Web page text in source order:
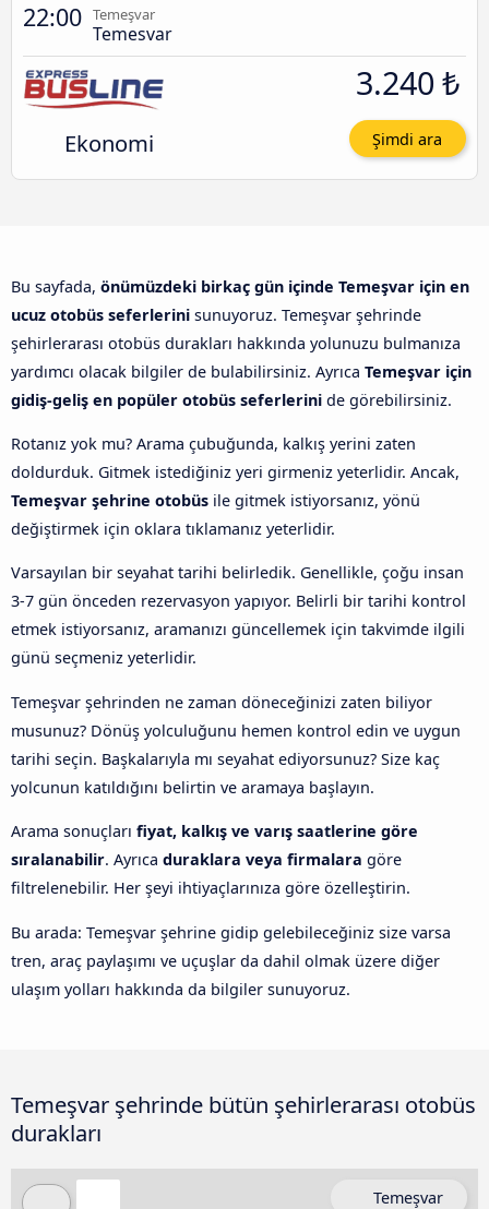
22:00 Temeşvar
Temesvar
Ekonomi
3.240 ₺
Şimdi ara
Bu sayfada, önümüzdeki birkaç gün içinde Temeşvar için en
ucuz otobüs seferlerini sunuyoruz. Temeşvar şehrinde
şehirlerarası otobüs durakları hakkında yolunuzu bulmanıza
yardımcı olacak bilgiler de bulabilirsiniz. Ayrıca Temeşvar için
gidiş-geliş en popüler otobüs seferlerini de görebilirsiniz.
Rotanız yok mu? Arama çubuğunda, kalkış yerini zaten
doldurduk. Gitmek istediğiniz yeri girmeniz yeterlidir. Ancak,
Temeşvar şehrine otobüs ile gitmek istiyorsanız, yönü
değiştirmek için oklara tıklamanız yeterlidir.
Varsayılan bir seyahat tarihi belirledik. Genellikle, çoğu insan
3-7 gün önceden rezervasyon yapıyor. Belirli bir tarihi kontrol
etmek istiyorsanız, aramanızı güncellemek için takvimde ilgili
günü seçmeniz yeterlidir.
Temeşvar şehrinden ne zaman döneceğinizi zaten biliyor
musunuz? Dönüş yolculuğunu hemen kontrol edin ve uygun
tarihi seçin. Başkalarıyla mı seyahat ediyorsunuz? Size kaç
yolcunun katıldığını belirtin ve aramaya başlayın.
Arama sonuçları fiyat, kalkış ve varış saatlerine göre
sıralanabilir. Ayrıca duraklara veya firmalara göre
filtrelenebilir. Her şeyi ihtiyaçlarınıza göre özelleştirin.
Bu arada: Temeşvar şehrine gidip gelebileceğiniz size varsa
tren, araç paylaşımı ve uçuşlar da dahil olmak üzere diğer
ulaşım yolları hakkında da bilgiler sunuyoruz.
Temeşvar şehrinde bütün şehirlerarası otobüs
durakları
Temeşvar